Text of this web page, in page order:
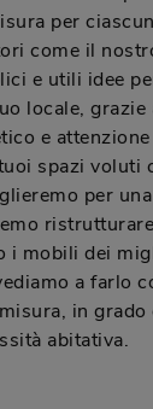
per
come il
e utili idee
locale,
e
spazi voluti
per
i mobili dei
a farlo
in
abitativa.